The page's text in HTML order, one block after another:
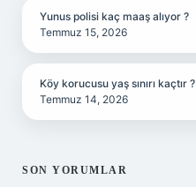
Yunus polisi kaç maaş alıyor ?
Temmuz 15, 2026
Köy korucusu yaş sınırı kaçtır ?
Temmuz 14, 2026
SON YORUMLAR